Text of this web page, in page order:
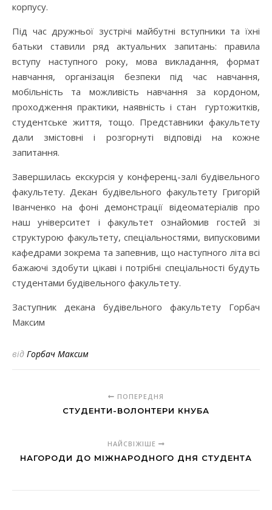
корпусу.
Під час дружньої зустрічі майбутні вступники та їхні
батьки ставили ряд актуальних запитань: правила
вступу наступного року, мова викладання, формат
навчання, організація безпеки під час навчання,
мобільність та можливість навчання за кордоном,
проходження практики, наявність і стан гуртожитків,
студентське життя, тощо. Представники факультету
дали змістовні і розгорнуті відповіді на кожне
запитання.
Завершилась екскурсія у конференц-залі будівельного
факультету. Декан будівельного факультету Григорій
Іванченко на фоні демонстрації відеоматеріалів про
наш університет і факультет ознайомив гостей зі
структурою факультету, спеціальностями, випусковими
кафедрами зокрема та запевнив, що наступного літа всі
бажаючі здобути цікаві і потрібні спеціальності будуть
студентами будівельного факультету.
Заступник декана будівельного факультету Горбач
Максим
від Горбач Максим
ПОПЕРЕДНЯ
СТУДЕНТИ-ВОЛОНТЕРИ КНУБА
НАЙСВІЖІШЕ
НАГОРОДИ ДО МІЖНАРОДНОГО ДНЯ СТУДЕНТА